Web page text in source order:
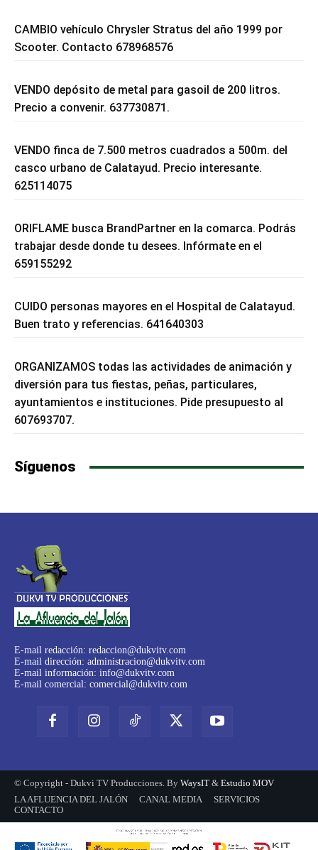
CAMBIO vehículo Chrysler Stratus del año 1999 por
Scooter. Contacto 678968576
VENDO depósito de metal para gasoil de 200 litros.
Precio a convenir. 637730871.
VENDO finca de 7.500 metros cuadrados a 500m. del
casco urbano de Calatayud. Precio interesante.
625114075
ORIFLAME busca BrandPartner en la comarca. Podrás
trabajar desde donde tu desees. Infórmate en el
659155292
CUIDO personas mayores en el Hospital de Calatayud.
Buen trato y referencias. 641640303
ORGANIZAMOS todas las actividades de animación y
diversión para tus fiestas, peñas, particulares,
ayuntamientos e instituciones. Pide presupuesto al
607693707.
Síguenos
E-mail redacción: redaccion@dukvitv.com
E-mail dirección: administracion@dukvitv.com
E-mail información: info@dukvitv.com
E-mail comercial: comercial@dukvitv.com
© Copyright - Dukvi TV Producciones. By WaysIT & Estudio MOV
LA AFLUENCIA DEL JALÓN
CANAL MEDIA
SERVICIOS
CONTACTO